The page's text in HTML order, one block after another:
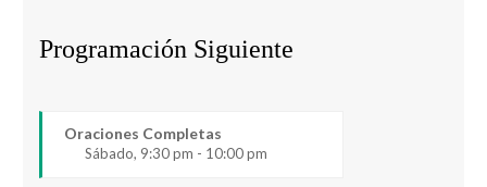
Programación Siguiente
Oraciones Completas
Sábado, 9:30 pm - 10:00 pm